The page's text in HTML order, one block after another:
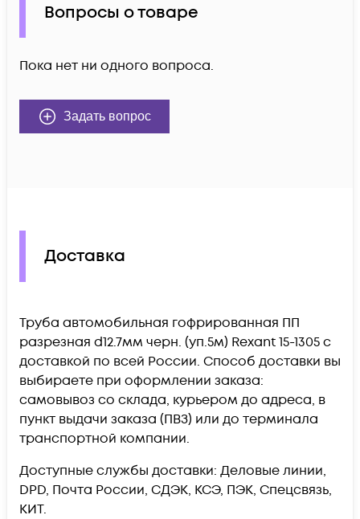
Вопросы о товаре
Пока нет ни одного вопроса.
Задать вопрос
Доставка
Труба автомобильная гофрированная ПП
разрезная d12.7мм черн. (уп.5м) Rexant 15-1305 c
доставкой по всей России. Способ доставки вы
выбираете при оформлении заказа:
самовывоз со склада, курьером до адреса, в
пункт выдачи заказа (ПВЗ) или до терминала
транспортной компании.
Доступные службы доставки: Деловые линии,
DPD, Почта России, СДЭК, КСЭ, ПЭК, Спецсвязь,
КИТ.